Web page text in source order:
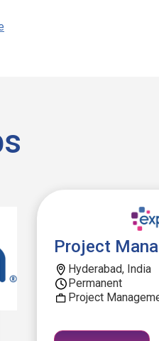
Project
Hyderabad, India
Permanent
Project